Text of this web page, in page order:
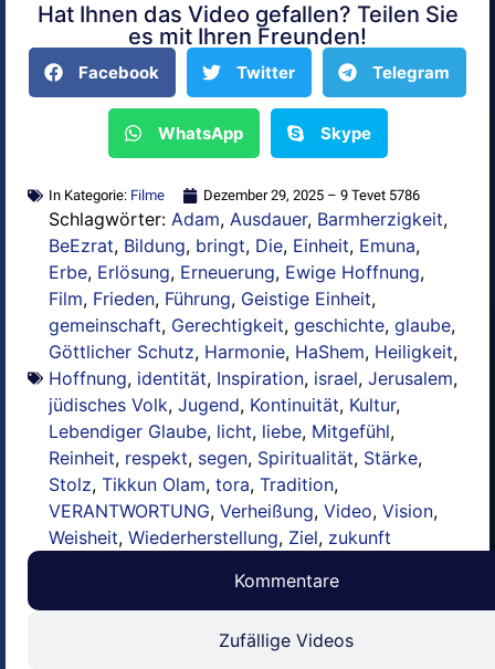
Alternative:
Hat Ihnen das Video gefallen? Teilen Sie
es mit Ihren Freunden!
Facebook Twitter Telegram
WhatsApp Skype
In Kategorie: Filme Dezember 29, 2025 – 9 Tevet 5786
Schlagwörter: Adam, Ausdauer, Barmherzigkeit,
BeEzrat, Bildung, bringt, Die, Einheit, Emuna,
Erbe, Erlösung, Erneuerung, Ewige Hoffnung,
Film, Frieden, Führung, Geistige Einheit,
gemeinschaft, Gerechtigkeit, geschichte, glaube,
Göttlicher Schutz, Harmonie, HaShem, Heiligkeit,
Hoffnung, identität, Inspiration, israel, Jerusalem,
jüdisches Volk, Jugend, Kontinuität, Kultur,
Lebendiger Glaube, licht, liebe, Mitgefühl,
Reinheit, respekt, segen, Spiritualität, Stärke,
Stolz, Tikkun Olam, tora, Tradition,
VERANTWORTUNG, Verheißung, Video, Vision,
Weisheit, Wiederherstellung, Ziel, zukunft
Kommentare
Zufällige Videos